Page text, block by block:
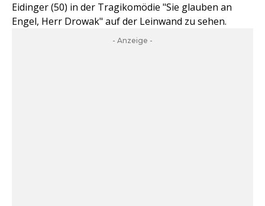
Eidinger (50) in der Tragikomödie "Sie glauben an
Engel, Herr Drowak" auf der Leinwand zu sehen.
- Anzeige -